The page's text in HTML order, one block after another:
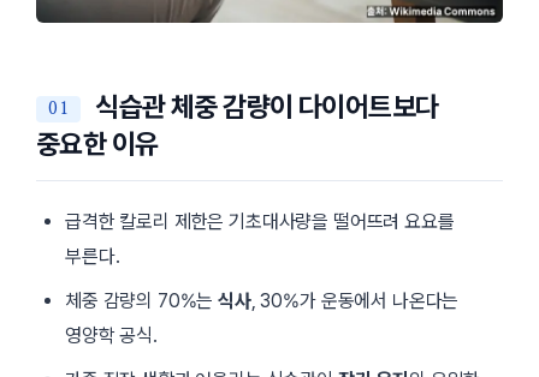
식습관 체중 감량이 다이어트보다
중요한 이유
급격한 칼로리 제한은 기초대사량을 떨어뜨려 요요를
부른다.
체중 감량의 70%는식사, 30%가 운동에서 나온다는
영양학 공식.